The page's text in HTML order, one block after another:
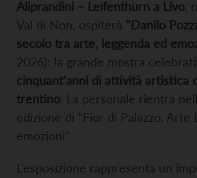
Aliprandini – Leifenthurn a Livo
Val di Non, ospiterà “Danilo
secolo tra arte, leggenda ed
2026): la grande mostra
cinquant’anni di attività artistica
trentino. La personale rientra
edizione di “Fior di Palazzo. Arte
emozioni”.
L’esposizione rappresenta un